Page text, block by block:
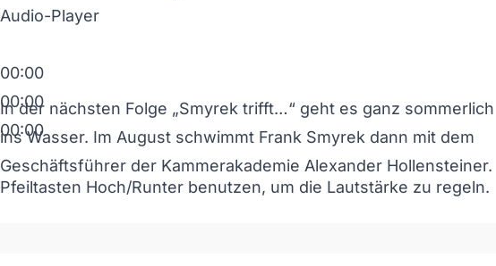
Audio-Player
00:00
00:00
00:00
Pfeiltasten Hoch/Runter benutzen, um die Lautstärke zu regeln.
In der nächsten Folge „Smyrek trifft…“ geht es ganz sommerlich
ins Wasser. Im August schwimmt Frank Smyrek dann mit dem
Geschäftsführer der Kammerakademie Alexander Hollensteiner.